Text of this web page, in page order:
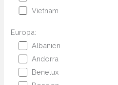
Vietnam
Europa:
Albanien
Andorra
Benelux